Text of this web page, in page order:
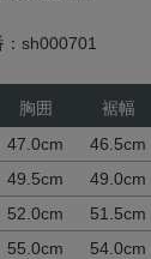
：sh000701
胸囲 裾幅
47.0cm 46.5cm
49.5cm 49.0cm
52.0cm 51.5cm
55.0cm 54.0cm